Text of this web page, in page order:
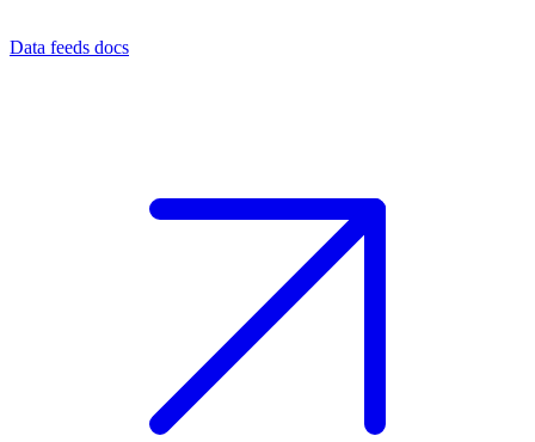
Data feeds docs